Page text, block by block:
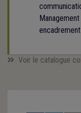
Voir le catalogue